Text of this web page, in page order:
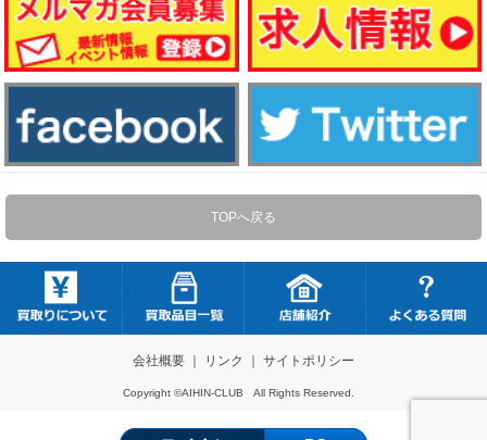
TOPへ戻る
会社概要｜ リンク ｜ サイトポリシー
Copyright ©AIHIN-CLUB All Rights Reserved.